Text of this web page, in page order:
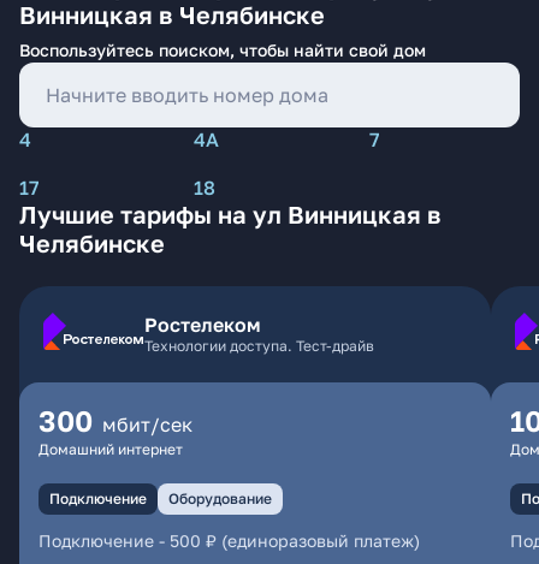
Винницкая в Челябинске
Воспользуйтесь поиском, чтобы найти свой дом
4 4А
7
17
18
Лучшие тарифы на ул Винницкая в
Челябинске
Ростелеком
Технологии доступа. Тест-драйв
300 мбит/сек
Домашний интернет
Подключение Оборудование
Подключение - 500 ₽ (единоразовый платеж)